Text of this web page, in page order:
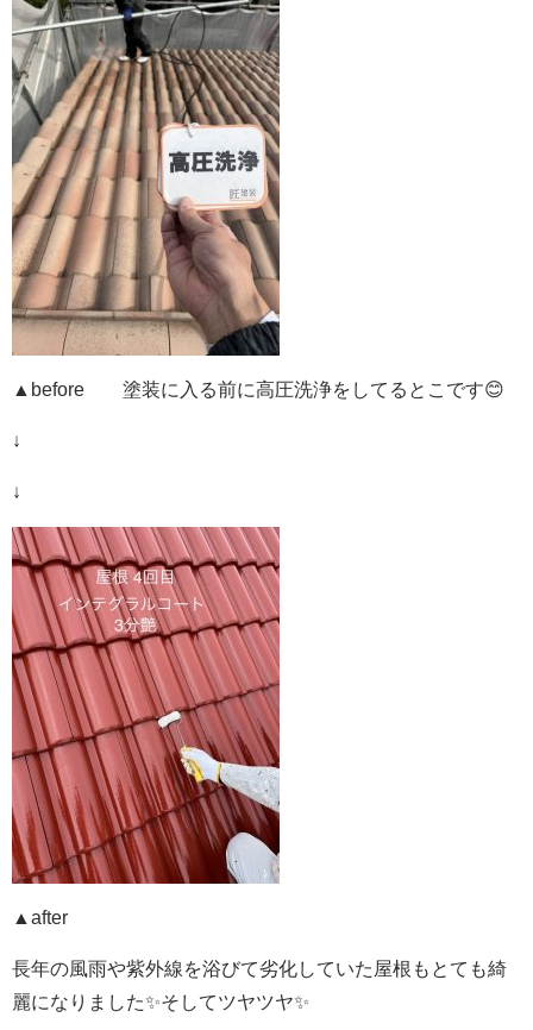
▲before 塗装に入る前に高圧洗浄をしてるとこです😊
↓
↓
▲after
長年の風雨や紫外線を浴びて劣化していた屋根もとても綺
麗になりました✨そしてツヤツヤ✨